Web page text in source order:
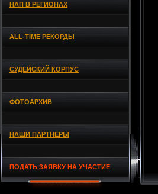
НАП В РЕГИОНАХ
ALL-TIME РЕКОРДЫ
СУДЕЙСКИЙ КОРПУС
ФОТОАРХИВ
НАШИ ПАРТНЁРЫ
ПОДАТЬ ЗАЯВКУ НА УЧАСТИЕ